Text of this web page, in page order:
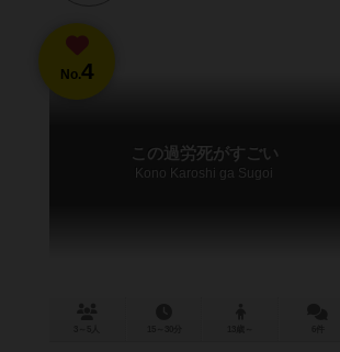
No.4
この過労死がすごい
Kono Karoshi ga Sugoi